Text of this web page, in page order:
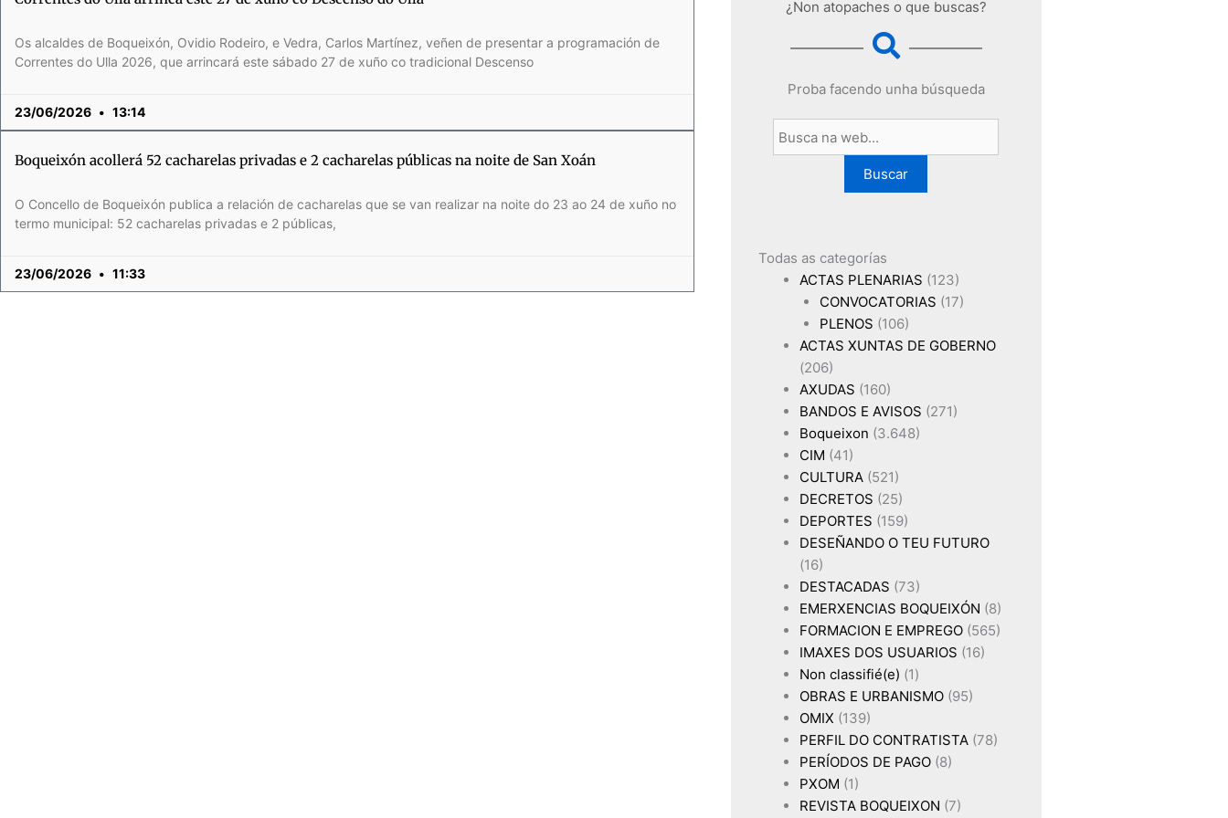
Os alcaldes de Boqueixón, Ovidio Rodeiro, e Vedra, Carlos Martínez, veñen de presentar a programación de
Correntes do Ulla 2026, que arrincará este sábado 27 de xuño co tradicional Descenso
23/06/2026 13:14
Boqueixón acollerá 52 cacharelas privadas e 2 cacharelas públicas na noite de San Xoán
O Concello de Boqueixón publica a relación de cacharelas que se van realizar na noite do 23 ao 24 de xuño no
termo municipal: 52 cacharelas privadas e 2 públicas,
23/06/2026 11:33
¿Non atopaches o que buscas?
Proba facendo unha búsqueda
Buscar
Todas as categorías
ACTAS PLENARIAS (123)
CONVOCATORIAS (17)
PLENOS (106)
ACTAS XUNTAS DE GOBERNO
(206)
AXUDAS (160)
BANDOS E AVISOS (271)
Boqueixon (3.648)
CIM (41)
CULTURA(521)
DECRETOS (25)
DEPORTES (159)
DESEÑANDO O TEU FUTURO
(16)
DESTACADAS (73)
EMERXENCIAS BOQUEIXÓN (8)
FORMACION E EMPREGO(565)
IMAXES DOS USUARIOS (16)
Non classifié(e) (1)
OBRAS E URBANISMO(95)
OMIX (139)
PERFIL DO CONTRATISTA(78)
PERÍODOS DE PAGO(8)
PXOM (1)
REVISTA BOQUEIXON (7)